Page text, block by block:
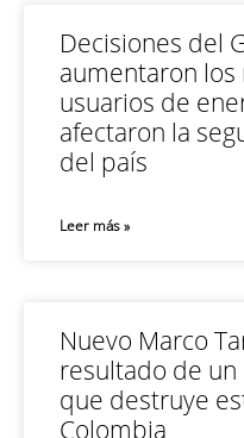
Decisiones del
aumentaron los
usuarios de
afectaron la
del país
Leer más »
Nuevo Marco
resultado de
que destruye
Colombia